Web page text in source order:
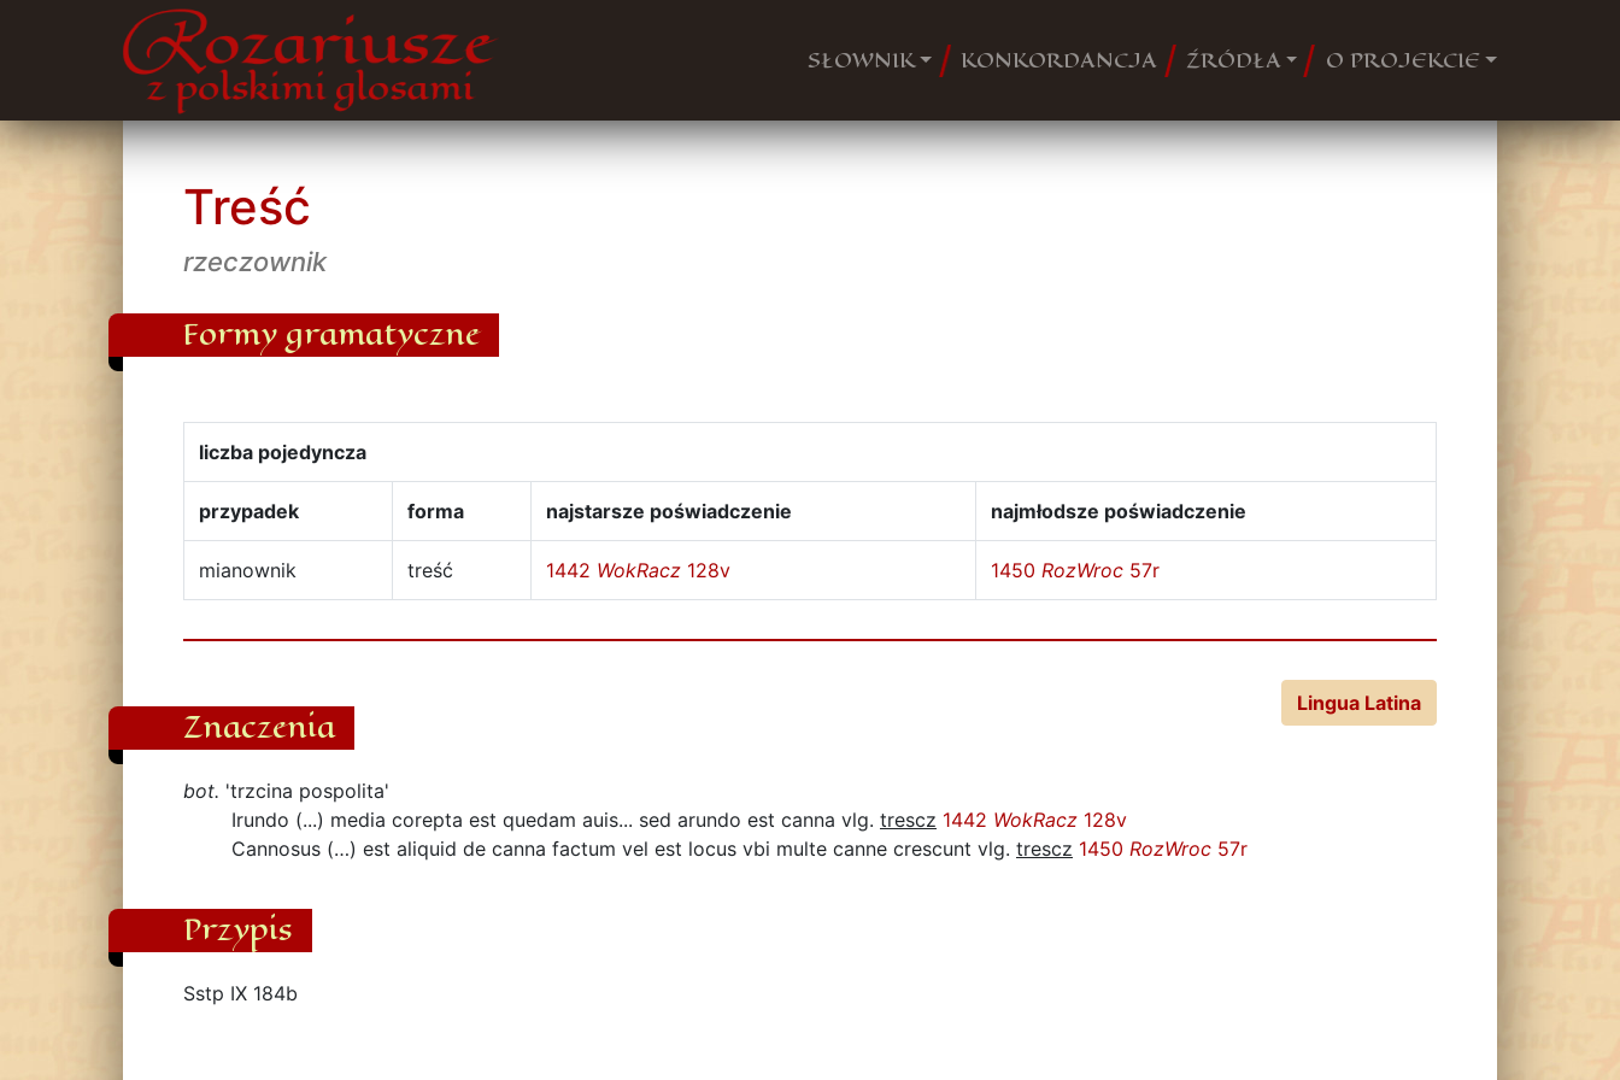
SŁOWNIK KONKORDANCJA ŹRÓDŁA O PROJEKCIE
Treść
rzeczownik
Formy gramatyczne
liczba pojedyncza
przypadek forma najstarsze poświadczenie najmłodsze poświadczenie
mianownik treść 1442 WokRacz 128v 1450 RozWroc 57r
Znaczenia
Lingua Latina
bot. 'trzcina pospolita'
Irundo (...) media corepta est quedam auis... sed arundo est canna vlg. trescz 1442 WokRacz 128v
Cannosus (…) est aliquid de canna factum vel est locus vbi multe canne crescunt vlg. trescz 1450 RozWroc 57r
Przypis
Sstp IX 184b